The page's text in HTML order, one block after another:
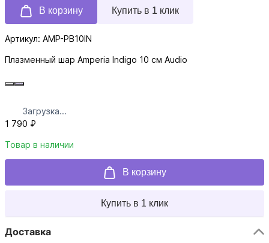
В корзину
Купить в 1 клик
Артикул: AMP-PB10IN
Плазменный шар Amperia Indigo 10 см Audio
Загрузка...
1 790 ₽
Товар в наличии
В корзину
Купить в 1 клик
Доставка